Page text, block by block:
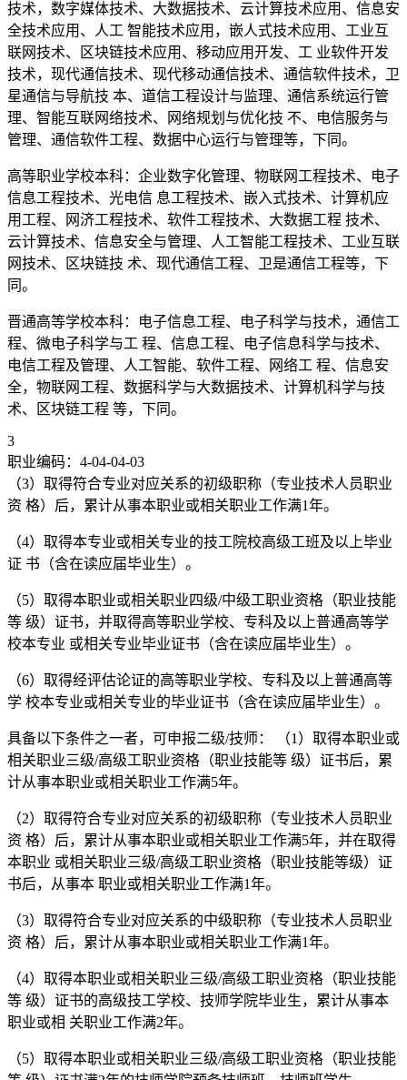
技术，数字媒体技术、大数据技术、云计算技术应用、信息安
全技术应用、人工 智能技术应用，嵌人式技术应用、工业互
联网技术、区块链技术应用、移动应用开发、工 业软件开发
技术，现代通信技术、现代移动通信技术、通信软件技术，卫
星通信与导航技 本、道信工程设计与监理、通信系统运行管
理、智能互联网络技术、网络规划与优化技 不、电信服务与
管理、通信软件工程、数据中心运行与管理等，下同。
高等职业学校本科：企业数字化管理、物联网工程技术、电子
信息工程技术、光电信 息工程技术、嵌入式技术、计算机应
用工程、网济工程技术、软件工程技术、大数据工程 技术、
云计算技术、信息安全与管理、人工智能工程技术、工业互联
网技术、区块链技 术、现代通信工程、卫是通信工程等，下
同。
晋通高等学校本科：电子信息工程、电子科学与技术，通信工
程、微电子科学与工 程、信息工程、电子信息科学与技术、
电信工程及管理、人工智能、软件工程、网络工 程、信息安
全，物联网工程、数据科学与大数据技术、计算机科学与技
术、区块链工程 等，下同。
3
职业编码：4-04-04-03
（3）取得符合专业对应关系的初级职称（专业技术人员职业
资 格）后，累计从事本职业或相关职业工作满1年。
（4）取得本专业或相关专业的技工院校高级工班及以上毕业
证 书（含在读应届毕业生）。
（5）取得本职业或相关职业四级/中级工职业资格（职业技能
等 级）证书，并取得高等职业学校、专科及以上普通高等学
校本专业 或相关专业毕业证书（含在读应届毕业生）。
（6）取得经评估论证的高等职业学校、专科及以上普通高等
学 校本专业或相关专业的毕业证书（含在读应届毕业生）。
具备以下条件之一者，可申报二级/技师： （1）取得本职业或
相关职业三级/高级工职业资格（职业技能等 级）证书后，累
计从事本职业或相关职业工作满5年。
（2）取得符合专业对应关系的初级职称（专业技术人员职业
资 格）后，累计从事本职业或相关职业工作满5年，并在取得
本职业 或相关职业三级/高级工职业资格（职业技能等级）证
书后，从事本 职业或相关职业工作满1年。
（3）取得符合专业对应关系的中级职称（专业技术人员职业
资 格）后，累计从事本职业或相关职业工作满1年。
（4）取得本职业或相关职业三级/高级工职业资格（职业技能
等 级）证书的高级技工学校、技师学院毕业生，累计从事本
职业或相 关职业工作满2年。
（5）取得本职业或相关职业三级/高级工职业资格（职业技能